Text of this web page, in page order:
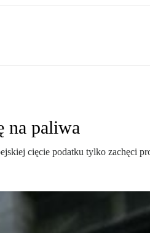
na paliwa
cięcie podatku tylko zachęci